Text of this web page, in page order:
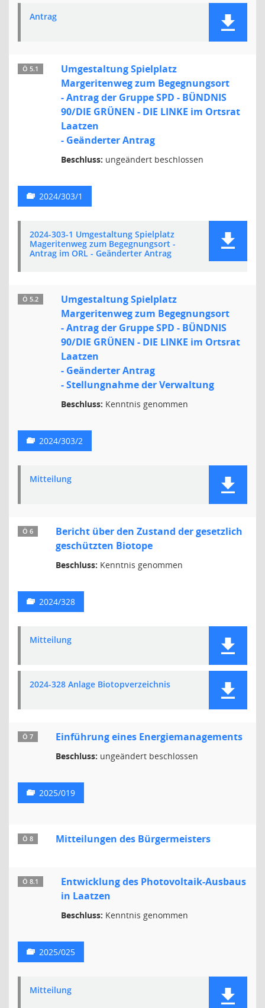
Antrag
Ö 5.1
Umgestaltung Spielplatz
Margeritenweg zum Begegnungsort
- Antrag der Gruppe SPD - BÜNDNIS
90/DIE GRÜNEN - DIE LINKE im Ortsrat
Laatzen
- Geänderter Antrag
Beschluss: ungeändert beschlossen
2024/303/1
2024-303-1 Umgestaltung Spielplatz
Mageritenweg zum Begegnungsort -
Antrag im ORL - Geänderter Antrag
Ö 5.2
Umgestaltung Spielplatz
Margeritenweg zum Begegnungsort
- Antrag der Gruppe SPD - BÜNDNIS
90/DIE GRÜNEN - DIE LINKE im Ortsrat
Laatzen
- Geänderter Antrag
- Stellungnahme der Verwaltung
Beschluss: Kenntnis genommen
2024/303/2
Mitteilung
Ö 6
Bericht über den Zustand der gesetzlich
geschützten Biotope
Beschluss: Kenntnis genommen
2024/328
Mitteilung
2024-328 Anlage Biotopverzeichnis
Ö 7 Einführung eines Energiemanagements
Beschluss: ungeändert beschlossen
2025/019
Ö 8 Mitteilungen des Bürgermeisters
Ö 8.1
Entwicklung des Photovoltaik-Ausbaus
in Laatzen
Beschluss: Kenntnis genommen
2025/025
Mitteilung